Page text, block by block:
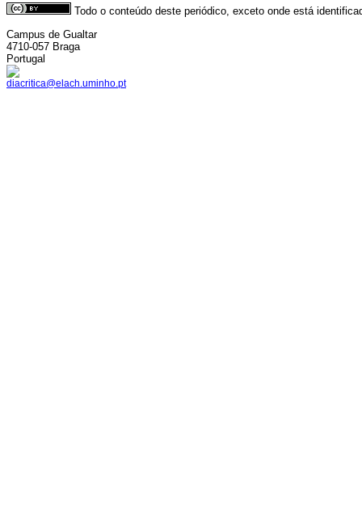
Todo o conteúdo deste periódico, exceto onde está
Campus de Gualtar
4710-057 Braga
Portugal
diacritica@elach.uminho.pt